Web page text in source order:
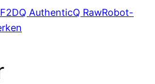
F2DQ AuthenticQ RawRobot-